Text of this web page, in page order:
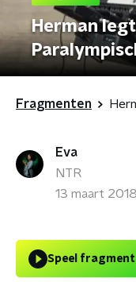
Herman
Fragmenten
Eva
NTR
13 maart
Speel